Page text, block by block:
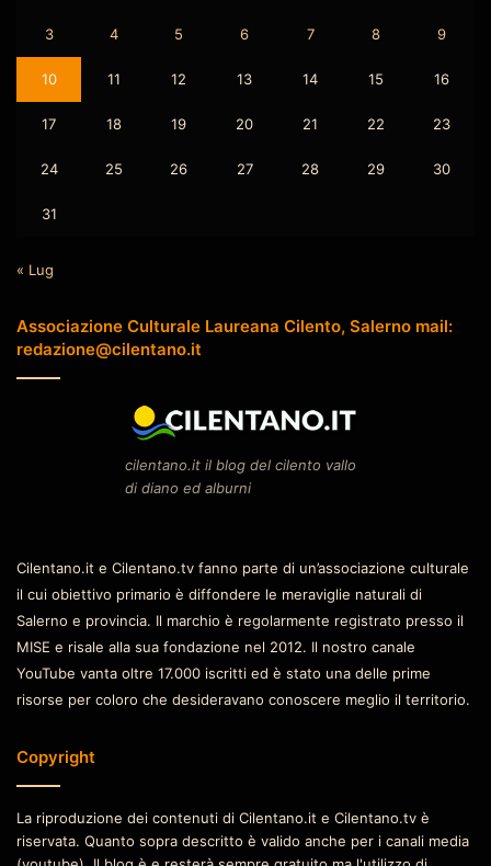
3 4 5 6 7 8 9
10 11 12 13 14 15 16
17 18 19 20 21 22 23
24 25 26 27 28 29 30
31
« Lug
Associazione Culturale Laureana Cilento, Salerno mail:
redazione@cilentano.it
cilentano.it il blog del cilento vallo
di diano ed alburni
Cilentano.it e Cilentano.tv fanno parte di un’associazione culturale
il cui obiettivo primario è diffondere le meraviglie naturali di
Salerno e provincia. Il marchio è regolarmente registrato presso il
MISE e risale alla sua fondazione nel 2012. Il nostro canale
YouTube vanta oltre 17.000 iscritti ed è stato una delle prime
risorse per coloro che desideravano conoscere meglio il territorio.
Copyright
La riproduzione dei contenuti di Cilentano.it e Cilentano.tv è
riservata. Quanto sopra descritto è valido anche per i canali media